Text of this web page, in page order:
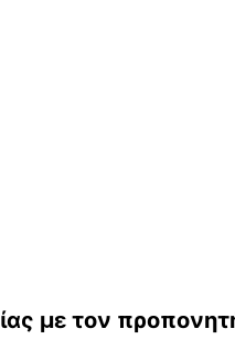
με τον